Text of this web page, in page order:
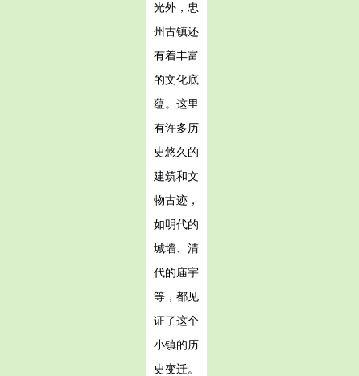
光外，忠
州古镇还
有着丰富
的文化底
蕴。这里
有许多历
史悠久的
建筑和文
物古迹，
如明代的
城墙、清
代的庙宇
等，都见
证了这个
小镇的历
史变迁。